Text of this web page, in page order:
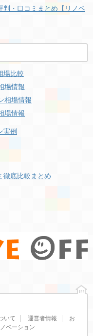
判・口コミまとめ【リノベ
場比較
場情報
相場情報
場情報
実例
徹底比較まとめ
いて 運営者情報
お
ベーション